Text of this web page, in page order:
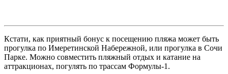
Кстати, как приятный бонус к посещению пляжа может быть
прогулка по Имеретинской Набережной, или прогулка в Сочи
Парке. Можно совместить пляжный отдых и катание на
аттракционах, погулять по трассам Формулы-1.